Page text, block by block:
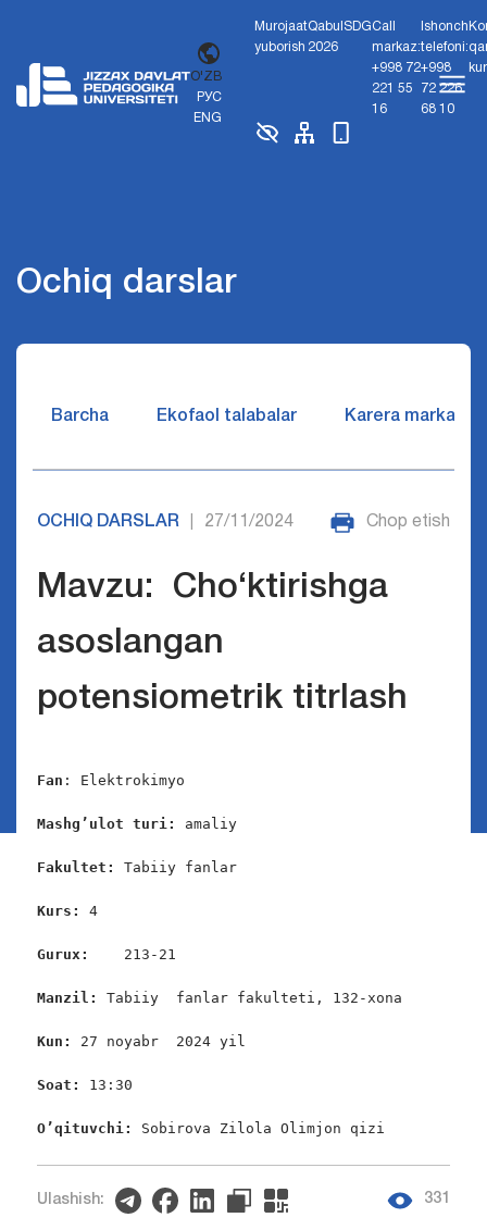
O'ZB
РУС
ENG
Murojaat
yuborish
Qabul
2026
SDGCall
markaz:
+998 72
221 55
16
Ishonch
telefoni:
+998
72 226
68 10
Ochiq darslar
Barcha Ekofaol talabalar Karera markazi
OCHIQ DARSLAR 27/11/2024 Chop etish
Mavzu: Cho‘ktirishga
asoslangan
potensiometrik titrlash
Fan : Elektrokimyo
Mashg’ulot turi: amaliy
Fakultet: Tabiiy fanlar
Kurs: 4
Gurux: 213-21
Manzil: Tabiiy  fanlar fakulteti, 132-xona
Kun: 27 noyabr  2024 yil
Soat : 13:30
O’qituvchi: Sobirova Zilola Olimjon qizi
Ulashish: 331